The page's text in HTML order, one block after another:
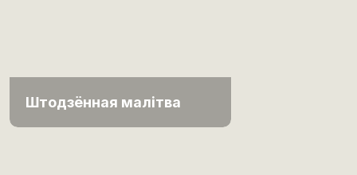
Штодзённая малітва